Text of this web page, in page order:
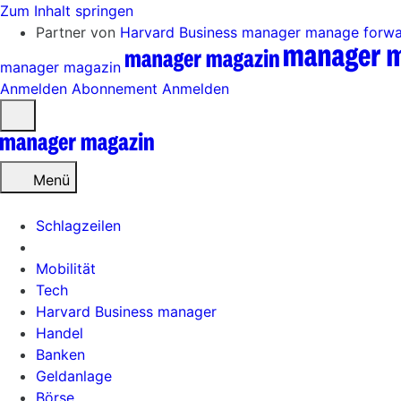
Zum Inhalt springen
Partner von Harvard Business manager manage
manager magazin
Anmelden Abonnement Anmelden
öffnen
Menü
Schlagzeilen
Mobilität
Tech
Harvard Business manager
Handel
Banken
Geldanlage
Börse